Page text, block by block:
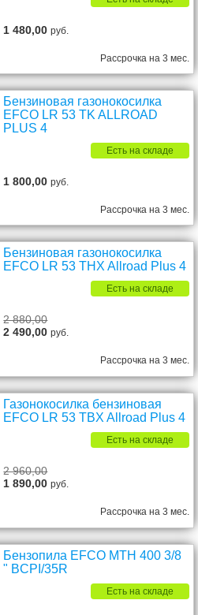
1 480,00руб.
Рассрочка на 3 мес.
Бензиновая газонокосилка
EFCO LR 53 TK ALLROAD
PLUS 4
Есть на складе
1 800,00руб.
Рассрочка на 3 мес.
Бензиновая газонокосилка
EFCO LR 53 THX Allroad Plus 4
Есть на складе
2 880,00
2 490,00руб.
Рассрочка на 3 мес.
Газонокосилка бензиновая
EFCO LR 53 TBX Allroad Plus 4
Есть на складе
2 960,00
1 890,00руб.
Рассрочка на 3 мес.
Бензопила EFCO MTH 400 3/8
" BCPI/35R
Есть на складе